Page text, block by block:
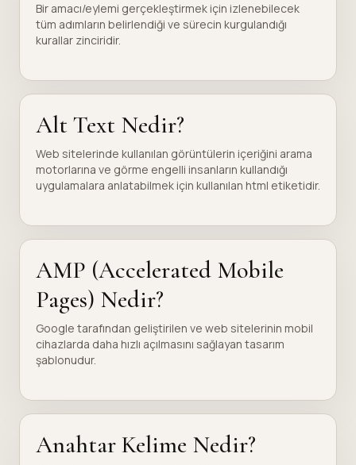
Bir amacı/eylemi gerçekleştirmek için izlenebilecek
tüm adımların belirlendiği ve sürecin kurgulandığı
kurallar zinciridir.
Alt Text Nedir?
Web sitelerinde kullanılan görüntülerin içeriğini arama
motorlarına ve görme engelli insanların kullandığı
uygulamalara anlatabilmek için kullanılan html etiketidir.
AMP (Accelerated Mobile
Pages) Nedir?
Google tarafından geliştirilen ve web sitelerinin mobil
cihazlarda daha hızlı açılmasını sağlayan tasarım
şablonudur.
Anahtar Kelime Nedir?